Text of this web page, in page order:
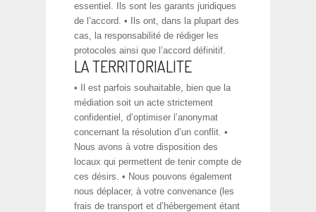
essentiel. Ils sont les garants juridiques
de l’accord. • Ils ont, dans la plupart des
cas, la responsabilité de rédiger les
protocoles ainsi que l’accord définitif.
LA TERRITORIALITE
• Il est parfois souhaitable, bien que la
médiation soit un acte strictement
confidentiel, d’optimiser l’anonymat
concernant la résolution d’un conflit. •
Nous avons à votre disposition des
locaux qui permettent de tenir compte de
ces désirs. • Nous pouvons également
nous déplacer, à votre convenance (les
frais de transport et d’hébergement étant